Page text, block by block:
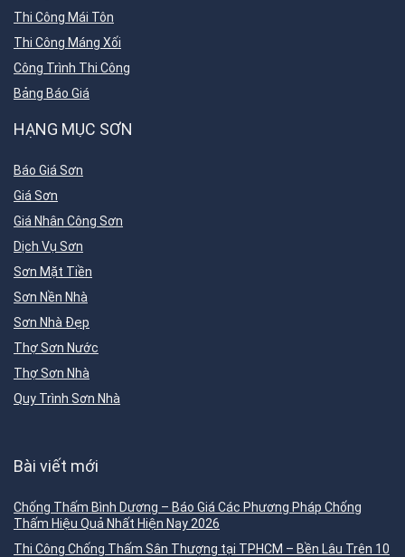
Thi Công Mái Tôn
Thi Công Máng Xối
Công Trình Thi Công
Bảng Báo Giá
HẠNG MỤC SƠN
Báo Giá Sơn
Giá Sơn
Giá Nhân Công Sơn
Dịch Vụ Sơn
Sơn Mặt Tiền
Sơn Nền Nhà
Sơn Nhà Đẹp
Thợ Sơn Nước
Thợ Sơn Nhà
Quy Trình Sơn Nhà
Bài viết mới
Chống Thấm Bình Dương – Báo Giá Các Phương Pháp Chống
Thấm Hiệu Quả Nhất Hiện Nay 2026
Thi Công Chống Thấm Sân Thượng tại TPHCM – Bền Lâu Trên 10